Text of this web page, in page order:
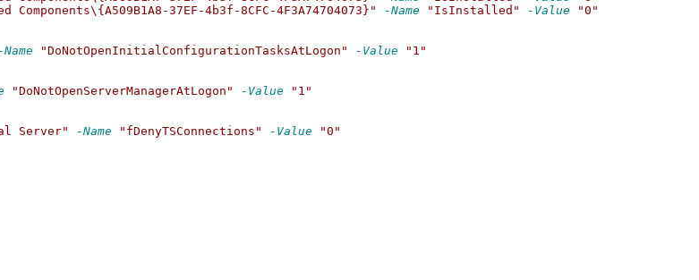
37EF-4b3f-8CFC-4F3A74704073}" -Name "IsInstalled" -Value
"0"
-Name "DoNotOpenInitialConfigurationTasksAtLogon" -Value
"1"
"DoNotOpenServerManagerAtLogon" -Value
"1"
Server" -Name "fDenyTSConnections" -Value
"0"